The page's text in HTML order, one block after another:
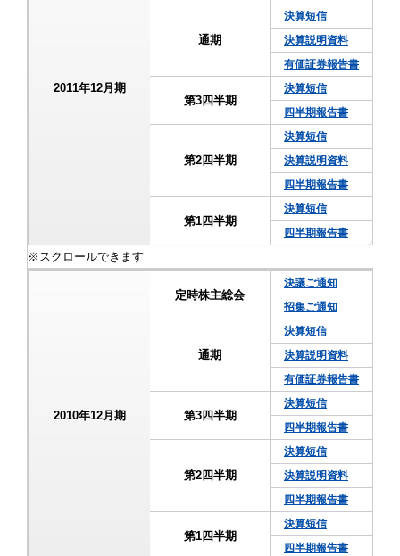
2011年12月期
通期
決算短信
決算説明資料
有価証券報告書
第3四半期
決算短信
四半期報告書
第2四半期
決算短信
決算説明資料
四半期報告書
第1四半期
決算短信
四半期報告書
2010年12月期
定時株主総会
決議ご通知
招集ご通知
通期
決算短信
決算説明資料
有価証券報告書
第3四半期
決算短信
四半期報告書
第2四半期
決算短信
決算説明資料
四半期報告書
第1四半期
決算短信
四半期報告書